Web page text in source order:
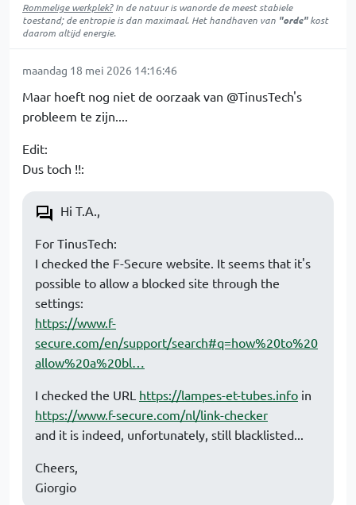
Rommelige werkplek?In de natuur iswanordede meest stabiele
toestand; de entropie is dan maximaal. Het handhaven van "orde"kost
daarom altijd energie.
maandag 18 mei 2026 14:16:46
Maar hoeft nog niet de oorzaak van @TinusTech's
probleem te zijn....
Edit:
Dus toch !!:
Hi T.A.,
For TinusTech:
I checked the F-Secure website. It seems that it's
possible to allow a blocked site through the
settings:
https://www.f-
secure.com/en/support/search#q=how%20to%20
allow%20a%20bl…
I checked the URL https://lampes-et-tubes.info in
https://www.f-secure.com/nl/link-checker
and it is indeed, unfortunately, still blacklisted...
Cheers,
Giorgio